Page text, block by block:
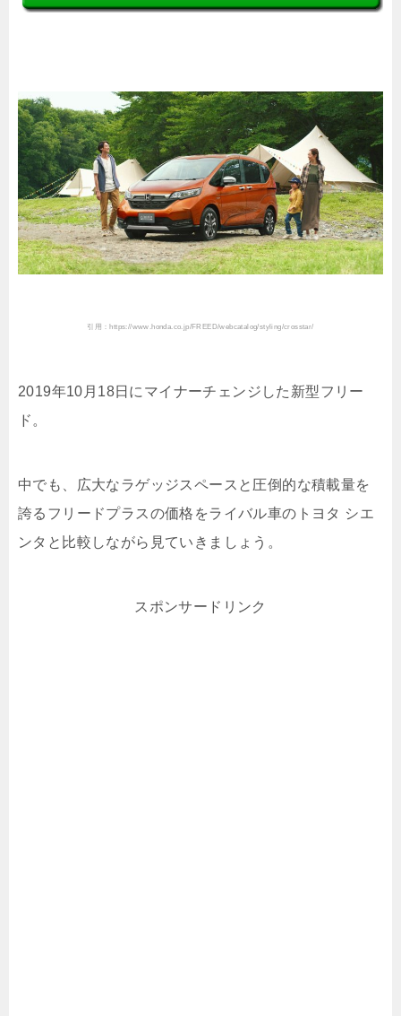
引用：https://www.honda.co.jp/FREED/webcatalog/styling/crosstar/
2019年10月18日にマイナーチェンジした新型フリー
ド。
中でも、広大なラゲッジスペースと圧倒的な積載量を
誇るフリードプラスの価格をライバル車のトヨタ シエ
ンタと比較しながら見ていきましょう。
スポンサードリンク